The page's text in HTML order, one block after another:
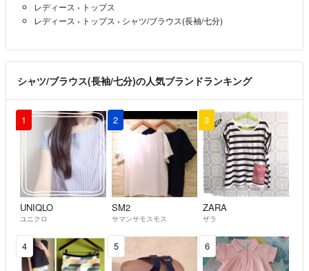
レディース › トップス
レディース › トップス › シャツ/ブラウス(長袖/七分)
シャツ/ブラウス(長袖/七分)の人気ブランドランキング
1
UNIQLO
ユニクロ
2
SM2
サマンサモスモス
3
ZARA
ザラ
4 5 6